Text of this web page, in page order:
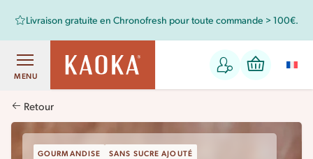
Livraison gratuite en Chronofresh pour toute commande > 100€.
MENU
Retour
GOURMANDISE SANS SUCRE AJOUTÉ